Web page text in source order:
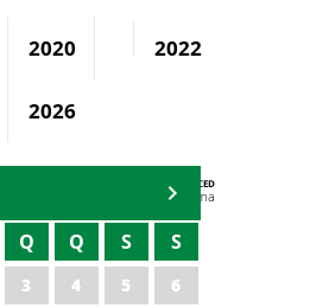
2020 2022
2026
AGENDA DA CODED/CED
Vagna Lima
Q Q S S
3 4 5
6